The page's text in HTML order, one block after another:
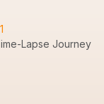
Lapse Journey